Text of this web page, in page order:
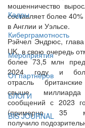
Кадры
Киберграмотность
Мероприятия
От партнёров
БЛОГИ
BIS JOURNAL
мошенничество
составляет более
в Англии и Уэльсе.
Рэйчел Эндрюс,
UK, в свою очередь
более 73,5 млн
2024 году и
отрасль
свыше миллиарда
сообщений с 2023
(примерно 35
получило